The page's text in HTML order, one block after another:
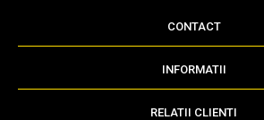
CONTACT
INFORMATII
RELATII CLIENTI